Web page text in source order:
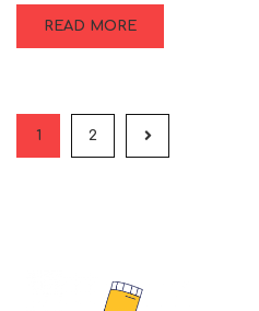
READ MORE
1 2